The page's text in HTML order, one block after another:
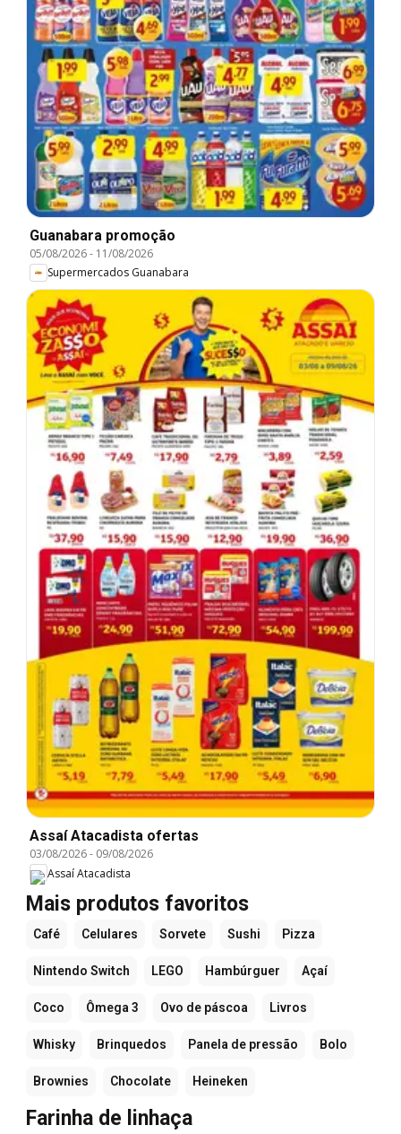
Guanabara promoção
05/08/2026- 11/08/2026
Supermercados Guanabara
Assaí Atacadista ofertas
03/08/2026- 09/08/2026
Assaí Atacadista
Mais produtos favoritos
Café Celulares Sorvete Sushi Pizza
Nintendo Switch LEGO Hambúrguer Açaí
Coco Ômega 3 Ovo de páscoa Livros
Whisky Brinquedos Panela de pressão Bolo
Brownies Chocolate Heineken
Farinha de linhaça